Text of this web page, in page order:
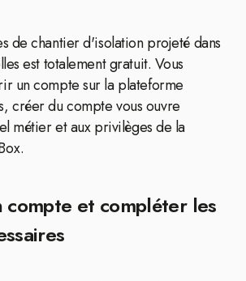
de chantier d'isolation projeté dans
est totalement gratuit. Vous
un compte sur la plateforme
créer du compte vous ouvre
métier et aux privilèges de la
compte et compléter les